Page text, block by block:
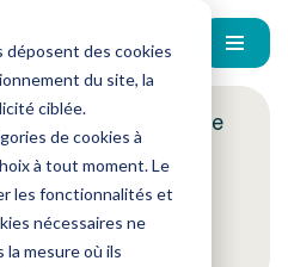
déposent des cookies
du site, la
ciblée.
de cookies à
à tout moment. Le
les fonctionnalités et
nécessaires ne
la mesure où ils
vous à notre